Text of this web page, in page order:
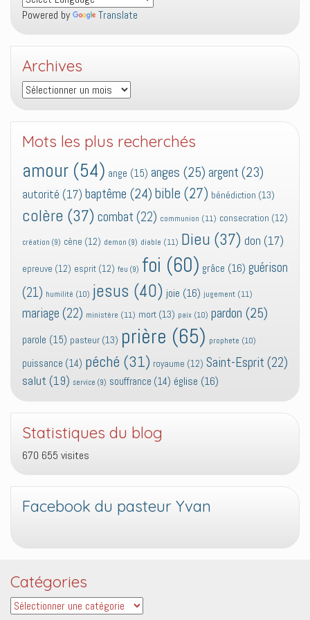
Powered by Translate
Archives
Archives
Mots les plus recherchés
amour (54) ange (15) anges (25) argent (23)
autorité (17) baptême (24) bible (27) bénédiction (13)
colère (37) combat (22) communion (11) consecration (12)
création (9) cène (12) demon (9) diable (11) Dieu (37) don (17)
epreuve (12) esprit (12) feu (9) foi (60) grâce (16) guérison
(21) humilité (10) jesus (40) joie (16) jugement (11)
mariage (22) ministère (11) mort (13) paix (10) pardon (25)
parole (15) pasteur (13) prière (65) prophete (10)
puissance (14) péché (31) royaume (12) Saint-Esprit (22)
salut (19) service (9) souffrance (14) église (16)
Statistiques du blog
670 655 visites
Facebook du pasteur Yvan
Catégories
Catégories